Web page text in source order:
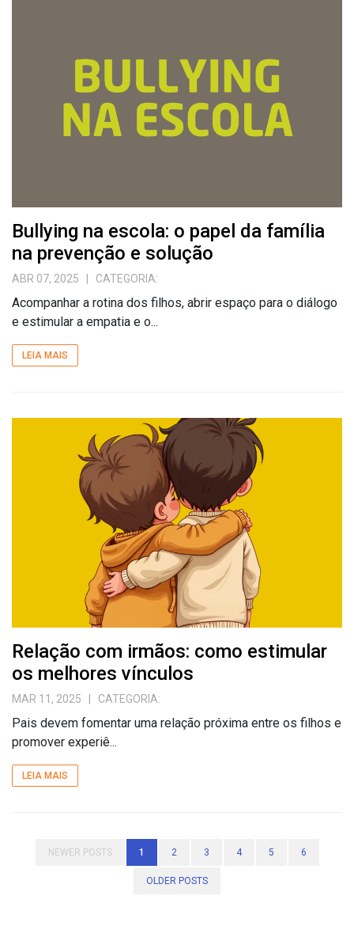
Bullying na escola: o papel da família
na prevenção e solução
ABR 07, 2025 | CATEGORIA:
Acompanhar a rotina dos filhos, abrir espaço para o diálogo
e estimular a empatia e o...
LEIA MAIS
Relação com irmãos: como estimular
os melhores vínculos
MAR 11, 2025 | CATEGORIA:
Pais devem fomentar uma relação próxima entre os filhos e
promover experiê...
LEIA MAIS
NEWER POSTS 1 2 3 4 5 6
OLDER POSTS